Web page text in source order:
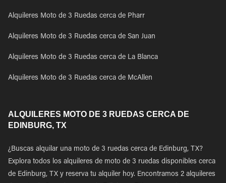
Alquileres Moto de 3 Ruedas cerca de Pharr
Alquileres Moto de 3 Ruedas cerca de San Juan
Alquileres Moto de 3 Ruedas cerca de La Blanca
Alquileres Moto de 3 Ruedas cerca de McAllen
ALQUILERES MOTO DE 3 RUEDAS CERCA DE
EDINBURG, TX
¿Buscas alquilar una moto de 3 ruedas cerca de Edinburg, TX?
Explora todos los alquileres de moto de 3 ruedas disponibles cerca
de Edinburg, TX y reserva tu alquiler hoy. Encontramos 2 alquileres